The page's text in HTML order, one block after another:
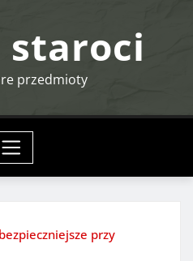
staroci
przedmioty
przy